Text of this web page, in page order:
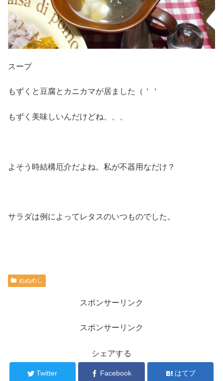
スープ
もずくと豆腐とカニカマが居ました（＇＇
もずく美味しいんだけどね、、、
よそう時結構厄介だよね。私が不器用なだけ？
サラダは例によってレタスのいつものでした。
ぬぬめし
スポンサーリンク
スポンサーリンク
シェアする
Twitter Facebook はてブ